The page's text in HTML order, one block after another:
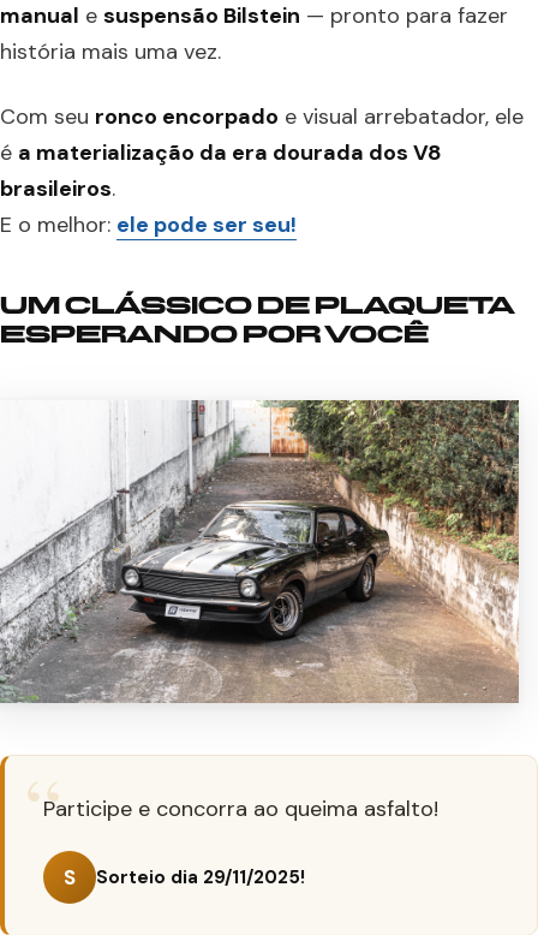
manual e suspensão Bilstein — pronto para fazer
história mais uma vez.
Com seu ronco encorpado e visual arrebatador, ele
é a materialização da era dourada dos V8
brasileiros.
E o melhor: ele pode ser seu!
UM CLÁSSICO DE PLAQUETA
ESPERANDO POR VOCÊ
Participe e concorra ao queima asfalto!
S Sorteio dia 29/11/2025!